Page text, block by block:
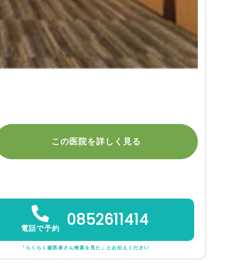
この医院を詳しく見る
電話で予約 0852611414
「らくらく歯医者さん検索を見た」とお伝えください